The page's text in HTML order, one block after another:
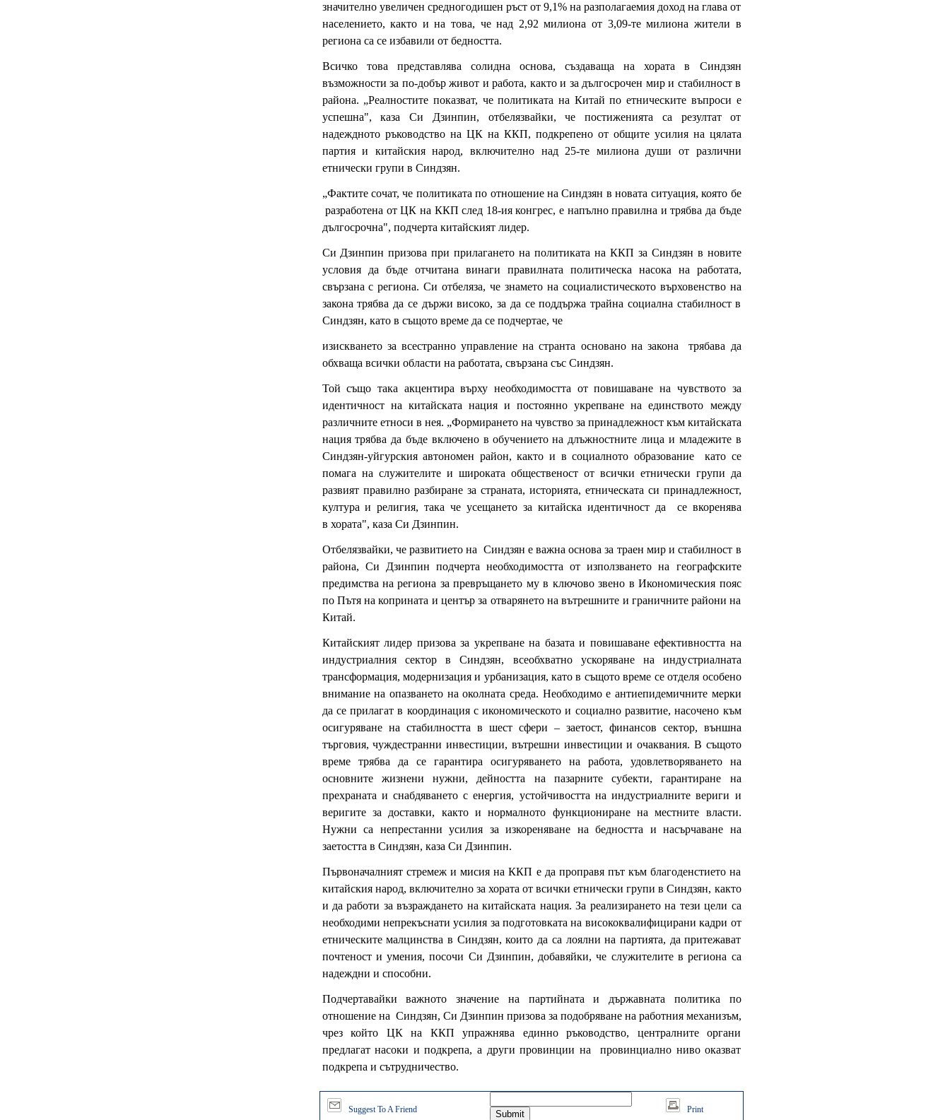
значително увеличен средногодишен ръст от 9,1% на разполагаемия доход на глава от
населението, както и на това, че над 2,92 милиона от 3,09-те милиона жители в
региона са се избавили от бедността.
Всичко това представлява солидна основа, създаваща на хората в Синдзян
възможности за по-добър живот и работа, както и за дългосрочен мир и стабилност в
района. „Реалностите показват, че политиката на Китай по етническите въпроси е
успешна", каза Си Дзинпин, отбелязвайки, че постиженията са резултат от
надеждното ръководство на ЦК на ККП, подкрепено от общите усилия на цялата
партия и китайския народ, включително над 25-те милиона души от различни
етнически групи в Синдзян.
„Фактите сочат, че политиката по отношение на Синдзян в новата ситуация, която бе
разработена от ЦК на ККП след 18-ия конгрес, е напълно правилна и трябва да бъде
дългосрочна", подчерта китайският лидер.
Си Дзинпин призова при прилагането на политиката на ККП за Синдзян в новите
условия да бъде отчитана винаги правилната политическа насока на работата,
свързана с региона. Си отбеляза, че знамето на социалистическото върховенство на
закона трябва да се държи високо, за да се поддържа трайна социална стабилност в
Синдзян, като в същото време да се подчертае, че
изискването за всестранно управление на странта основано на закона трябава да
обхваща всички области на работата, свързана със Синдзян.
Той също така акцентира върху необходимостта от повишаване на чувството за
идентичност на китайската нация и постоянно укрепване на единството между
различните етноси в нея. „Формирането на чувство за принадлежност към китайската
нация трябва да бъде включено в обучението на длъжностните лица и младежите в
Синдзян-уйгурския автономен район, както и в социалното образование като се
помага на служителите и широката общественост от всички етнически групи да
развият правилно разбиране за страната, историята, етническата си принадлежност,
култура и религия, така че усещането за китайска идентичност да се вкоренява
в хората", каза Си Дзинпин.
Отбелязвайки, че развитието на Синдзян е важна основа за траен мир и стабилност в
района, Си Дзинпин подчерта необходимостта от използването на географските
предимства на региона за превръщането му в ключово звено в Икономическия пояс
по Пътя на коприната и център за отварянето на вътрешните и граничните райони на
Китай.
Китайският лидер призова за укрепване на базата и повишаване ефективността на
индустриалния сектор в Синдзян, всеобхватно ускоряване на индустриалната
трансформация, модернизация и урбанизация, като в същото време се отделя особено
внимание на опазването на околната среда. Необходимо е антиепидемичните мерки
да се прилагат в координация с икономическото и социално развитие, насочено към
осигуряване на стабилността в шест сфери – заетост, финансов сектор, външна
търговия, чуждестранни инвестиции, вътрешни инвестиции и очаквания. В същото
време трябва да се гарантира осигуряването на работа, удовлетворяването на
основните жизнени нужни, дейността на пазарните субекти, гарантиране на
прехраната и снабдяването с енергия, устойчивостта на индустриалните вериги и
веригите за доставки, както и нормалното функциониране на местните власти.
Нужни са непрестанни усилия за изкореняване на бедността и насърчаване на
заетостта в Синдзян, каза Си Дзинпин.
Първоначалният стремеж и мисия на ККП е да проправя път към благоденстието на
китайския народ, включително за хората от всички етнически групи в Синдзян, както
и да работи за възраждането на китайската нация. За реализирането на тези цели са
необходими непрекъснати усилия за подготовката на висококвалифицирани кадри от
етническите малцинства в Синдзян, които да са лоялни на партията, да притежават
почтеност и умения, посочи Си Дзинпин, добавяйки, че служителите в региона са
надеждни и способни.
Подчертавайки важното значение на партийната и държавната политика по
отношение на Синдзян, Си Дзинпин призова за подобряване на работния механизъм,
чрез който ЦК на ККП упражнява единно ръководство, централните органи
предлагат насоки и подкрепа, а други провинции на провинциално ниво оказват
подкрепа и сътрудничество.
Suggest To A Friend Print